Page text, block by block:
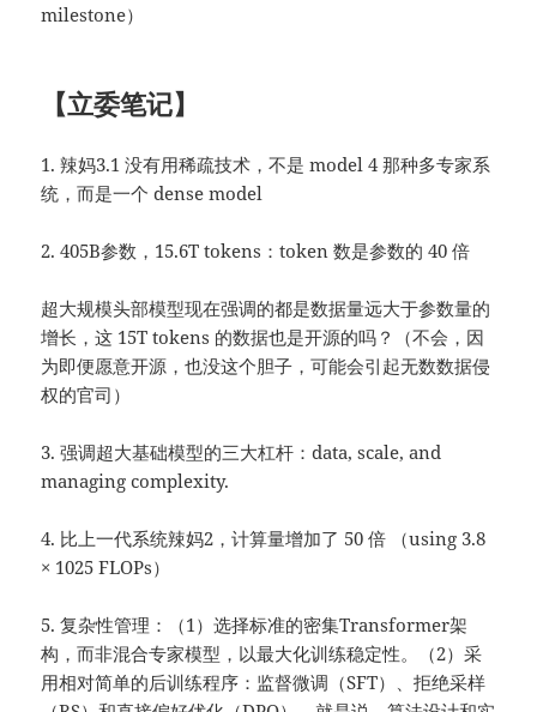
milestone）
【立委笔记】
1. 辣妈3.1 没有用稀疏技术，不是 model 4 那种多专家系
统，而是一个 dense model
2. 405B参数，15.6T tokens：token 数是参数的 40 倍
超大规模头部模型现在强调的都是数据量远大于参数量的
增长，这 15T tokens 的数据也是开源的吗？（不会，因
为即便愿意开源，也没这个胆子，可能会引起无数数据侵
权的官司）
3. 强调超大基础模型的三大杠杆：data, scale, and
managing complexity.
4. 比上一代系统辣妈2，计算量增加了 50 倍 （using 3.8
× 1025 FLOPs）
5. 复杂性管理：（1）选择标准的密集Transformer架
构，而非混合专家模型，以最大化训练稳定性。（2）采
用相对简单的后训练程序：监督微调（SFT）、拒绝采样